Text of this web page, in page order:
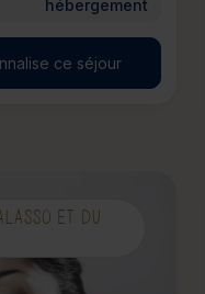
hébergement
ce séjour
ET DU